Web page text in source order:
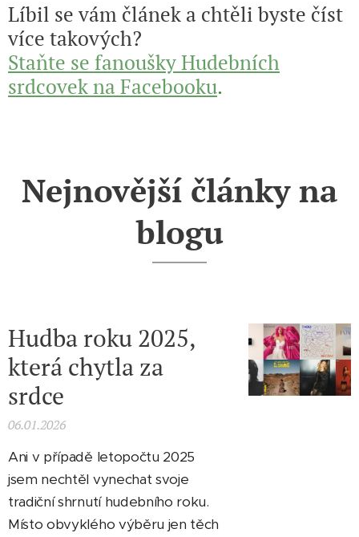
Líbil se vám článek a chtěli byste číst
více takových?
Staňte se fanoušky Hudebních
srdcovek na Facebooku.
Nejnovější články na
blogu
Hudba roku 2025,
která chytla za
srdce
06.01.2026
Ani v případě letopočtu 2025
jsem nechtěl vynechat svoje
tradiční shrnutí hudebního roku.
Místo obvyklého výběru jen těch